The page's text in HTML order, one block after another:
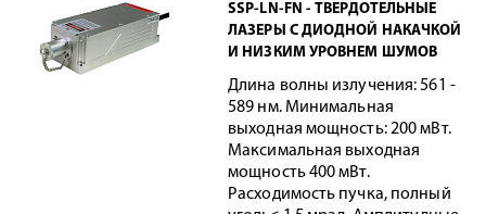
SSP-LN-FN - ТВЕРДОТЕЛЬНЫЕ
ЛАЗЕРЫ С ДИОДНОЙ НАКАЧКОЙ
И НИЗКИМ УРОВНЕМ ШУМОВ
Длина волны излучения: 561 -
589 нм. Минимальная
выходная мощность: 200 мВт.
Максимальная выходная
мощность 400 мВт.
Расходимость пучка, полный